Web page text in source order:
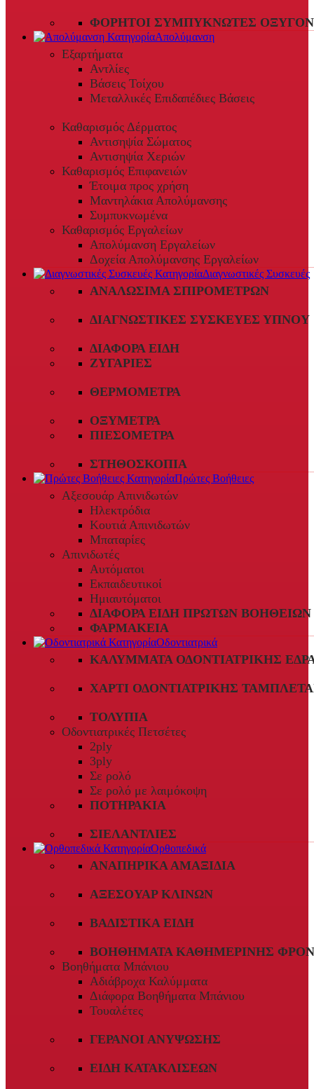
ΦΟΡΗΤΟΊ ΣΥΜΠΥΚΝΩΤΈΣ
Απολύμανση
Εξαρτήματα
Αντλίες
Βάσεις Τοίχου
Μεταλλικές Επιδαπέδιες Βάσεις
Καθαρισμός Δέρματος
Αντισηψία Σώματος
Αντισηψία Χεριών
Καθαρισμός Επιφανειών
Έτοιμα προς χρήση
Μαντηλάκια Απολύμανσης
Συμπυκνωμένα
Καθαρισμός Εργαλείων
Απολύμανση Εργαλείων
Δοχεία Απολύμανσης Εργαλείων
Διαγνωστικές Συσκευές
ΑΝΑΛΏΣΙΜΑ ΣΠΙΡΟΜΈΤΡΩΝ
ΔΙΑΓΝΩΣΤΙΚΈΣ ΣΥΣΚΕΥΈΣ ΎΠΝΟΥ
ΔΙΆΦΟΡΑ ΕΊΔΗ
ΖΥΓΑΡΙΈΣ
ΘΕΡΜΌΜΕΤΡΑ
ΟΞΎΜΕΤΡΑ
ΠΙΕΣΌΜΕΤΡΑ
ΣΤΗΘΟΣΚΌΠΙΑ
Πρώτες Βοήθειες
Αξεσουάρ Απινιδωτών
Ηλεκτρόδια
Κουτιά Απινιδωτών
Μπαταρίες
Απινιδωτές
Αυτόματοι
Εκπαιδευτικοί
Ημιαυτόματοι
ΔΙΆΦΟΡΑ ΕΊΔΗ ΠΡΏΤΩΝ ΒΟΗΘΕΙΏΝ
ΦΑΡΜΑΚΕΊΑ
Οδοντιατρικά
ΚΑΛΎΜΜΑΤΑ ΟΔΟΝΤΙΑΤΡΙΚΉΣ
ΧΑΡΤΊ ΟΔΟΝΤΙΑΤΡΙΚΉΣ
ΤΟΛΎΠΙΑ
Οδοντιατρικές Πετσέτες
2ply
3ply
Σε ρολό
Σε ρολό με λαιμόκοψη
ΠΟΤΗΡΆΚΙΑ
ΣΙΕΛΑΝΤΛΊΕΣ
Ορθοπεδικά
ΑΝΑΠΗΡΙΚΆ ΑΜΑΞΊΔΙΑ
ΑΞΕΣΟΥΆΡ ΚΛΙΝΏΝ
ΒΑΔΙΣΤΙΚΆ ΕΊΔΗ
ΒΟΗΘΉΜΑΤΑ ΚΑΘΗΜΕΡΙΝΉΣ
Βοηθήματα Μπάνιου
Αδιάβροχα Καλύμματα
Διάφορα Βοηθήματα Μπάνιου
Τουαλέτες
ΓΕΡΑΝΟΊ ΑΝΎΨΩΣΗΣ
ΕΊΔΗ ΚΑΤΑΚΛΊΣΕΩΝ